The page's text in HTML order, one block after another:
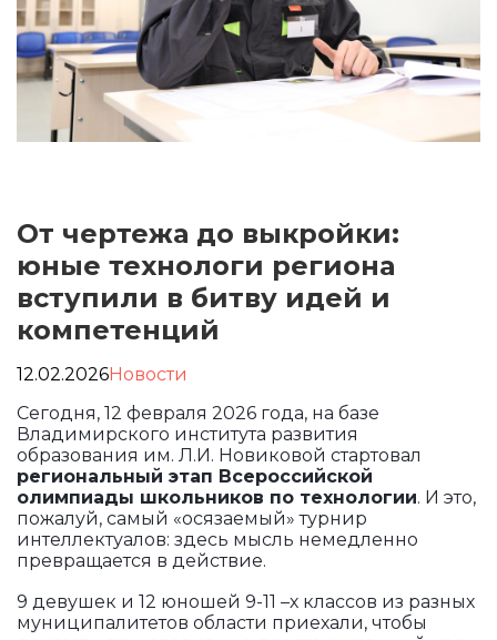
От чертежа до выкройки:
юные технологи региона
вступили в битву идей и
компетенций
12.02.2026Новости
Сегодня, 12 февраля 2026 года, на базе
Владимирского института развития
образования им. Л.И. Новиковой стартовал
региональный этап Всероссийской
олимпиады школьников по технологии. И это,
пожалуй, самый «осязаемый» турнир
интеллектуалов: здесь мысль немедленно
превращается в действие.
9 девушек и 12 юношей 9-11 –х классов из разных
муниципалитетов области приехали, чтобы